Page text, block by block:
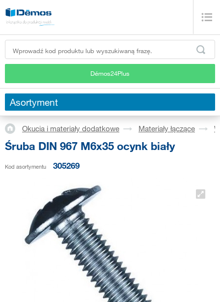
Démos24Plus
Asortyment
Okucia i materiały dodatkowe Materiały łączące
Śruba DIN 967 M6x35 ocynk biały
Kod asortymentu 305269